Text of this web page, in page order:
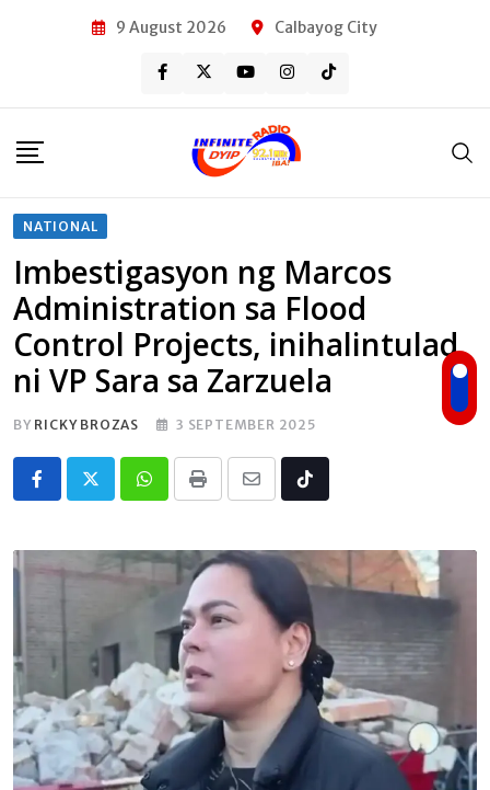
9 August 2026 Calbayog City
NATIONAL
Imbestigasyon ng Marcos
Administration sa Flood
Control Projects, inihalintulad
ni VP Sara sa Zarzuela
BY RICKY BROZAS 3 SEPTEMBER 2025
Whatsapp
Print
Share
Email
Tiktok